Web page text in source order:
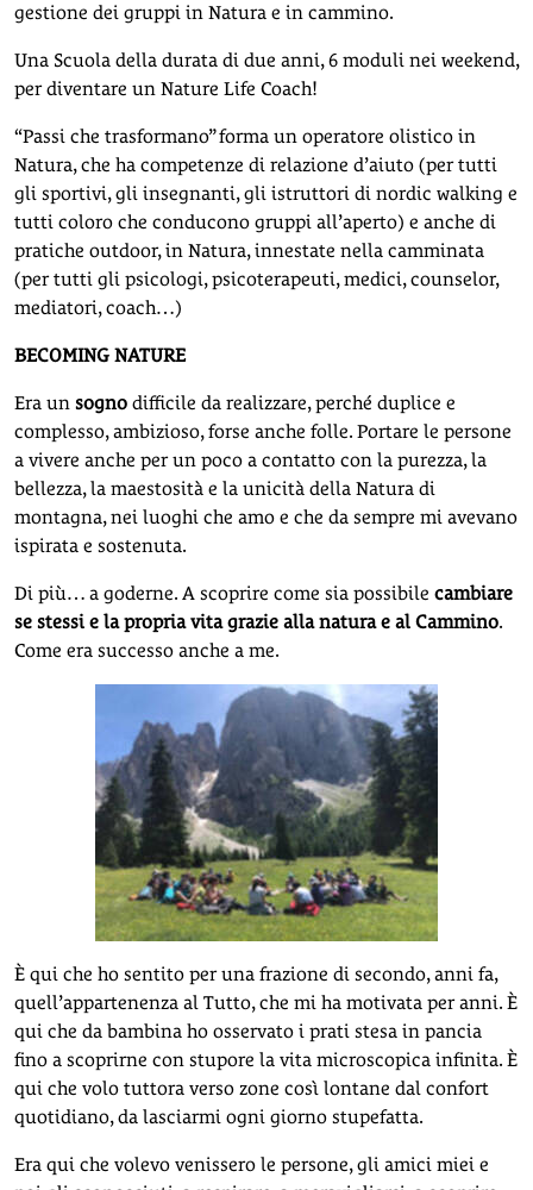
gestione dei gruppi in Natura e in cammino.
Una Scuola della durata di due anni, 6 moduli nei weekend,
per diventare un Nature Life Coach!
“Passi che trasformano” forma un operatore olistico in
Natura, che ha competenze di relazione d’aiuto (per tutti
gli sportivi, gli insegnanti, gli istruttori di nordic walking e
tutti coloro che conducono gruppi all’aperto) e anche di
pratiche outdoor, in Natura, innestate nella camminata
(per tutti gli psicologi, psicoterapeuti, medici, counselor,
mediatori, coach…)
BECOMING NATURE
Era un sogno difficile da realizzare, perché duplice e
complesso, ambizioso, forse anche folle. Portare le persone
a vivere anche per un poco a contatto con la purezza, la
bellezza, la maestosità e la unicità della Natura di
montagna, nei luoghi che amo e che da sempre mi avevano
ispirata e sostenuta.
Di più… a goderne. A scoprire come sia possibile cambiare
se stessi e la propria vita grazie alla natura e al Cammino.
Come era successo anche a me.
È qui che ho sentito per una frazione di secondo, anni fa,
quell’appartenenza al Tutto, che mi ha motivata per anni. È
qui che da bambina ho osservato i prati stesa in pancia
fino a scoprirne con stupore la vita microscopica infinita. È
qui che volo tuttora verso zone così lontane dal confort
quotidiano, da lasciarmi ogni giorno stupefatta.
Era qui che volevo venissero le persone, gli amici miei e